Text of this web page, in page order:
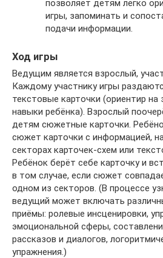
позволяет детям легко
игры, запоминать и
подачи информации.
Ход игры
Ведущим является взрослый,
Каждому участнику игры
текстовые карточки (ориентир на
навыки ребёнка). Взрослый
детям сюжетные карточки.
сюжет карточки с информацией,
секторах карточек-схем или
Ребёнок берёт себе карточку и
в том случае, если сюжет
одном из секторов. (В процессе
ведущий может включать
приёмы: ролевые инсценировки,
эмоциональной сферы,
рассказов и диалогов,
упражнения.)